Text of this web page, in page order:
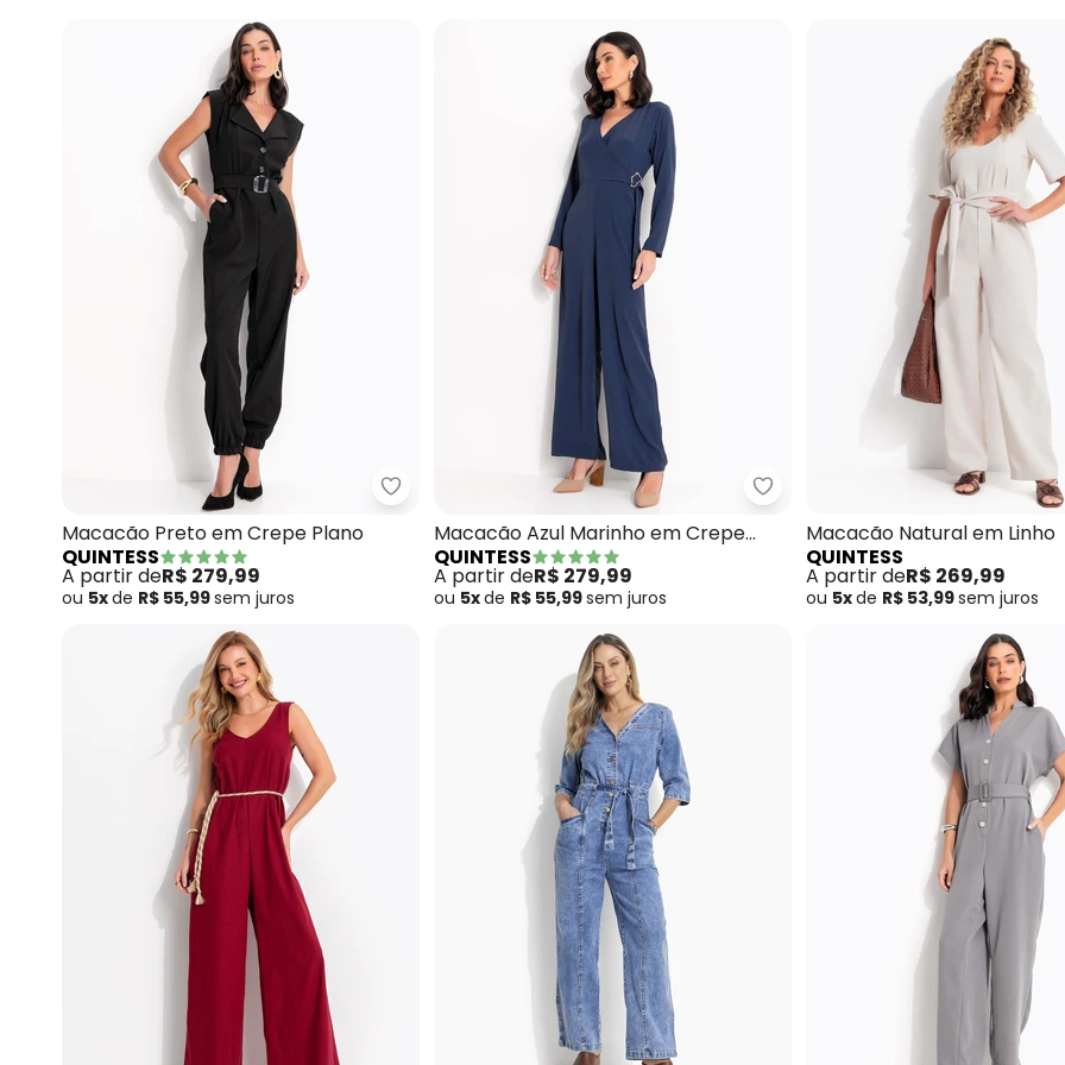
Quintess - Macacão Preto em Crepe Plano
Macacão Preto em Crepe Plano
QUINTESS
A partir deR$ 279,99
ou 5xde R$ 55,99sem juros
Quintess - Macacão Azul
Macacão Azul Marinho em Crepe
Plano
QUINTESS
A partir deR$ 279,99
ou 5xde R$ 55,99sem juros
Macacão Natural em Linho
QUINTESS
A partir deR$ 269,99
ou 5xde R$ 53,99sem juros